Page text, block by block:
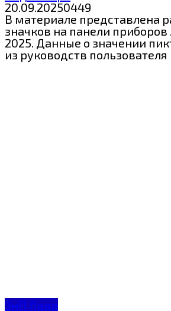
20.09.20250449
В материале представлена
значков на панели
2025. Данные о значении
из руководств
ЗнП Лада